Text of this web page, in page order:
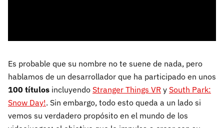
Es probable que su nombre no te suene de nada, pero
hablamos de un desarrollador que ha participado en unos
100 títulos incluyendo Stranger Things VR y South Park:
Snow Day!. Sin embargo, todo esto queda a un lado si
vemos su verdadero propósito en el mundo de los